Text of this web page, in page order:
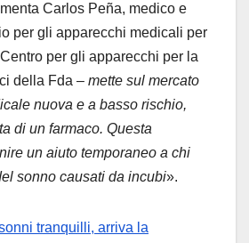
Carlos Peña, medico e
per gli apparecchi medicali per
per gli apparecchi per la
della Fda – mette sul mercato
nuova e a basso rischio,
di un farmaco. Questa
un aiuto temporaneo a chi
sonno causati da incubi».
tranquilli, arriva la